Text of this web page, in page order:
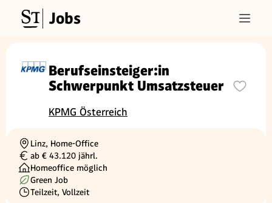
Jobs
Berufseinsteiger:in
Schwerpunkt Umsatzsteuer
KPMG Österreich
Ortschaft
Linz, Home-Office
Gehalt
ab € 43.120 jährl.
Homeoffice möglich
Green Job
Beschäftigungsart
Teilzeit, Vollzeit